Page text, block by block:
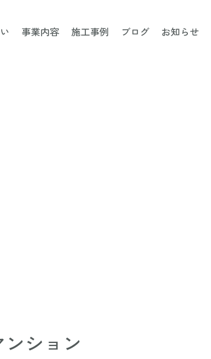
事業内容 施工事例 ブログ お知らせ
ション